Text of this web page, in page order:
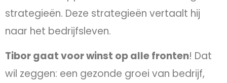
strategieën. Deze strategieën vertaalt hij
naar het bedrijfsleven.
Tibor gaat voor winst op alle fronten! Dat
wil zeggen: een gezonde groei van bedrijf,